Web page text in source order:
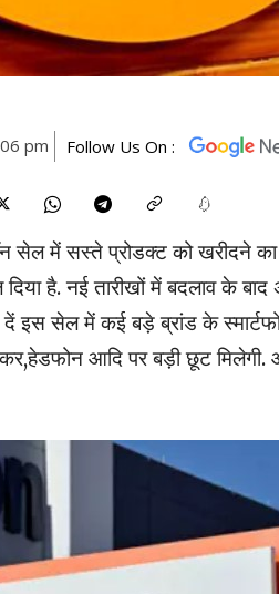
pm Follow Us On :
सेल में सस्ते प्रोडक्ट को खरीदने का
है. नई तारीखों में बदलाव के
दें इस सेल में कई बड़े ब्रांड के
आदि पर बड़ी छूट